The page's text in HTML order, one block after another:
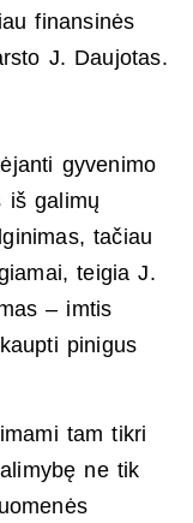
finansinės
J. Daujotas.
gyvenimo
iš galimų
tačiau
teigia J.
– imtis
pinigus
tam tikri
ne tik